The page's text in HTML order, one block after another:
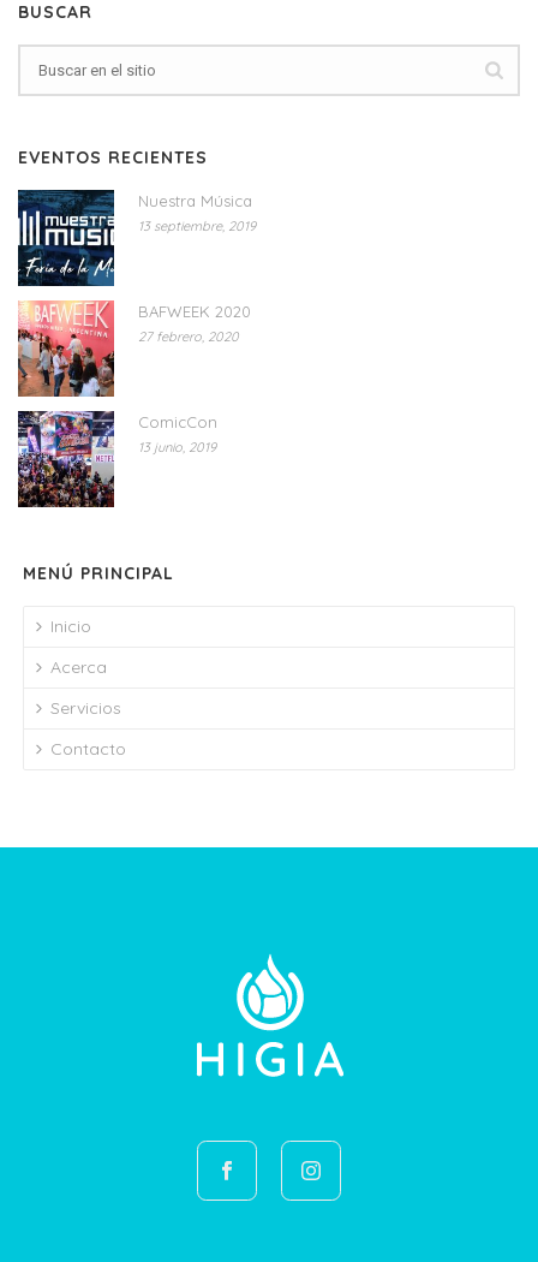
BUSCAR
EVENTOS RECIENTES
Nuestra Música
13 septiembre, 2019
BAFWEEK 2020
27 febrero, 2020
ComicCon
13 junio, 2019
MENÚ PRINCIPAL
Inicio
Acerca
Servicios
Contacto